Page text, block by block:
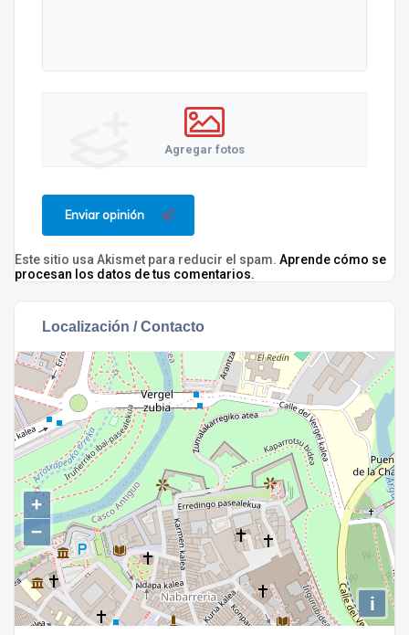
Agregar fotos
Enviar opinión
Este sitio usa Akismet para reducir el spam. Aprende cómo se
procesan los datos de tus comentarios.
Localización / Contacto
+
−
i